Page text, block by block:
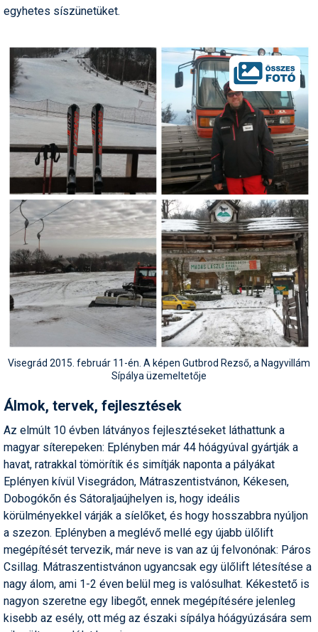
egyhetes síszünetüket.
Visegrád 2015. február 11-én. A képen Gutbrod Rezső, a Nagyvillám
Sípálya üzemeltetője
Álmok, tervek, fejlesztések
Az elmúlt 10 évben látványos fejlesztéseket láthattunk a
magyar síterepeken: Eplényben már 44 hóágyúval gyártják a
havat, ratrakkal tömörítik és simítják naponta a pályákat
Eplényen kívül Visegrádon, Mátraszentistvánon, Kékesen,
Dobogókőn és Sátoraljaújhelyen is, hogy ideális
körülményekkel várják a síelőket, és hogy hosszabbra nyúljon
a szezon. Eplényben a meglévő mellé egy újabb ülőlift
megépítését tervezik, már neve is van az új felvonónak: Páros
Csillag. Mátraszentistvánon ugyancsak egy ülőlift létesítése a
nagy álom, ami 1-2 éven belül meg is valósulhat. Kékestető is
nagyon szeretne egy libegőt, ennek megépítésére jelenleg
kisebb az esély, ott még az északi sípálya hóágyúzására sem